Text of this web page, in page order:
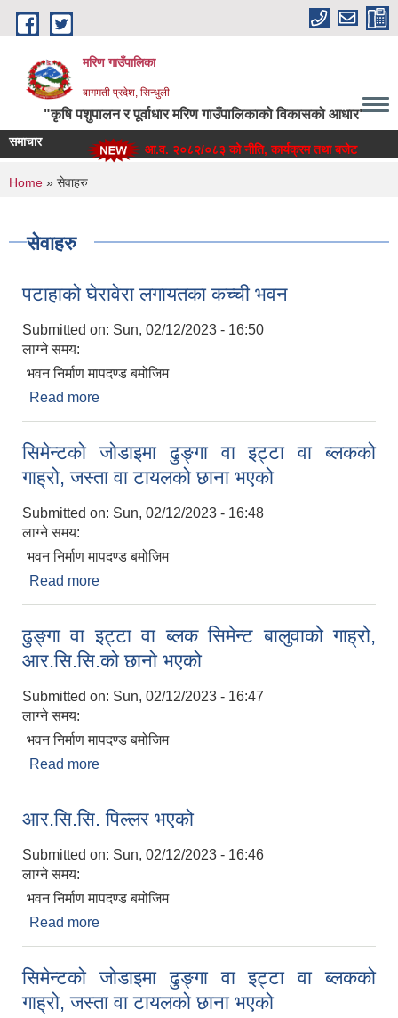
Skip to main content
मरिण गाउँपालिका
बागमती प्रदेश, सिन्धुली
"कृषि पशुपालन र पूर्वाधार मरिण गाउँपालिकाको विकासको आधार"
समाचार
आ.व. २०८२/०८३ को नीति, कार्यक्रम तथा बजेट
You are here
Home » सेवाहरु
सेवाहरु
पटाहाको घेरावेरा लगायतका कच्ची भवन
Submitted on: Sun, 02/12/2023 - 16:50
लाग्ने समय:
भवन निर्माण मापदण्ड बमोजिम
Read more
सिमेन्टको जोडाइमा ढुङ्गा वा इट्टा वा ब्लकको
गाह्रो, जस्ता वा टायलको छाना भएको
Submitted on: Sun, 02/12/2023 - 16:48
लाग्ने समय:
भवन निर्माण मापदण्ड बमोजिम
Read more
ढुङ्गा वा इट्टा वा ब्लक सिमेन्ट बालुवाको गाह्रो,
आर.सि.सि.को छानो भएको
Submitted on: Sun, 02/12/2023 - 16:47
लाग्ने समय:
भवन निर्माण मापदण्ड बमोजिम
Read more
आर.सि.सि. पिल्लर भएको
Submitted on: Sun, 02/12/2023 - 16:46
लाग्ने समय:
भवन निर्माण मापदण्ड बमोजिम
Read more
सिमेन्टको जोडाइमा ढुङ्गा वा इट्टा वा ब्लकको
गाह्रो, जस्ता वा टायलको छाना भएको